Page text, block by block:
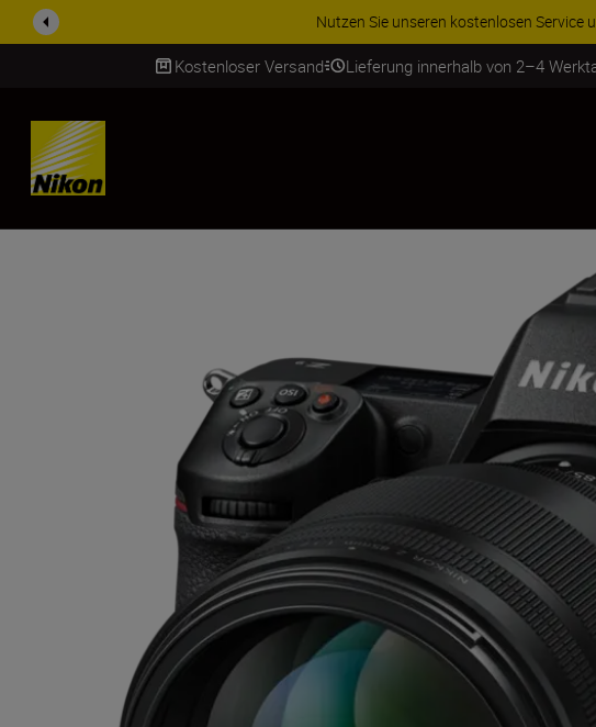
ZUBEHÖR IM ANGEBOT | Sparen Sie
Kostenloser Versand Lieferung innerhalb von 2–4
SKIP